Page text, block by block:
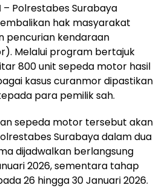
– Polrestabes Surabaya
hak masyarakat
pencurian kendaraan
Melalui program bertajuk
800 unit sepeda motor hasil
kasus curanmor dipastikan
para pemilik sah.
sepeda motor tersebut akan
Surabaya dalam dua
dijadwalkan berlangsung
2026, sementara tahap
26 hingga 30 Januari 2026.